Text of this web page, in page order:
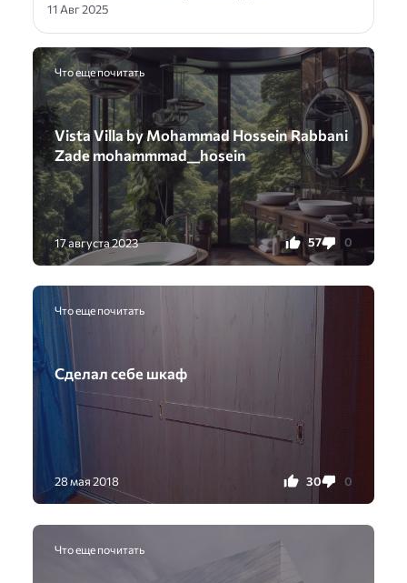
11 Авг 2025
Что еще почитать
Vista Villa by Mohammad Hossein Rabbani
Zade mohammmad__hosein
17 августа 2023 57 0
Что еще почитать
Сделал себе шкаф
28 мая 2018 30 0
Что еще почитать